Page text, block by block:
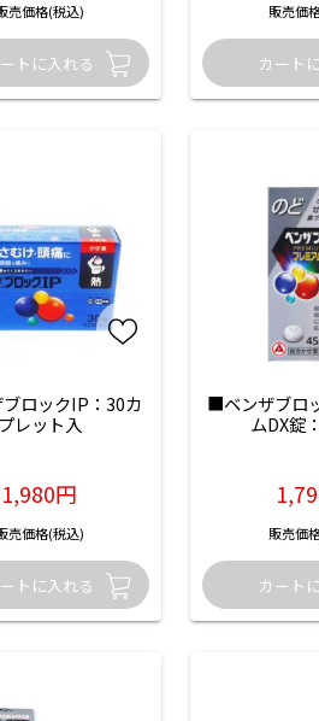
売価格(税込) 販売価
ロックIP：30カ
レット入
1,980円
売価格(税込)
■ベンザブロ
ムDX錠
販売価